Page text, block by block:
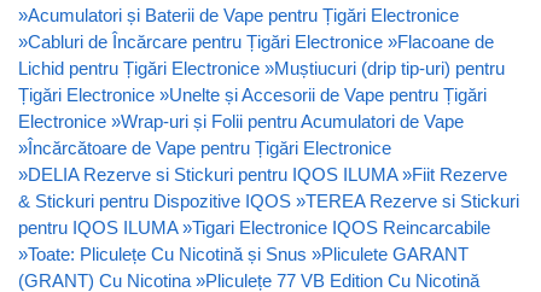
»Acumulatori și Baterii de Vape pentru Țigări Electronice
»Cabluri de Încărcare pentru Țigări Electronice »Flacoane de
Lichid pentru Țigări Electronice »Muștiucuri (drip tip-uri) pentru
Țigări Electronice »Unelte și Accesorii de Vape pentru Țigări
Electronice »Wrap-uri și Folii pentru Acumulatori de Vape
»Încărcătoare de Vape pentru Țigări Electronice
»DELIA Rezerve si Stickuri pentru IQOS ILUMA »Fiit Rezerve
& Stickuri pentru Dispozitive IQOS »TEREA Rezerve si Stickuri
pentru IQOS ILUMA »Tigari Electronice IQOS Reincarcabile
»Toate: Pliculețe Cu Nicotină și Snus »Pliculete GARANT
(GRANT) Cu Nicotina »Pliculețe 77 VB Edition Cu Nicotină